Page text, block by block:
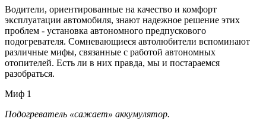
Водители, ориентированные на качество и комфорт
эксплуатации автомобиля, знают надежное решение этих
проблем - установка автономного предпускового
подогревателя. Сомневающиеся автолюбители вспоминают
различные мифы, связанные с работой автономных
отопителей. Есть ли в них правда, мы и постараемся
разобраться.
Миф 1
Подогреватель «сажает» аккумулятор.